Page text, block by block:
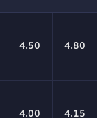
4.50 4.80
4.00 4.15